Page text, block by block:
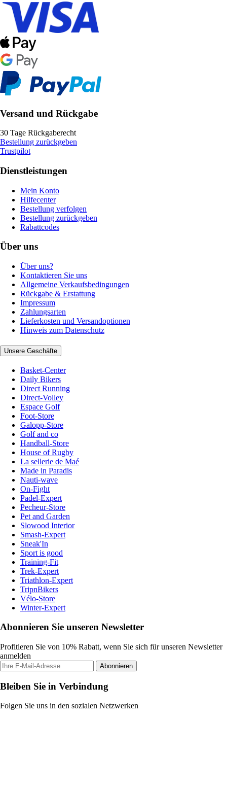
Versand und Rückgabe
30 Tage Rückgaberecht
Bestellung zurückgeben
Trustpilot
Dienstleistungen
Mein Konto
Hilfecenter
Bestellung verfolgen
Bestellung zurückgeben
Rabattcodes
Über uns
Über uns?
Kontaktieren Sie uns
Allgemeine Verkaufsbedingungen
Rückgabe & Erstattung
Impressum
Zahlungsarten
Lieferkosten und Versandoptionen
Hinweis zum Datenschutz
Unsere Geschäfte
Basket-Center
Daily Bikers
Direct Running
Direct-Volley
Espace Golf
Foot-Store
Galopp-Store
Golf and co
Handball-Store
House of Rugby
La sellerie de Maé
Made in Paradis
Nauti-wave
On-Fight
Padel-Expert
Pecheur-Store
Pet and Garden
Slowood Interior
Smash-Expert
Sneak'In
Sport is good
Training-Fit
Trek-Expert
Triathlon-Expert
TripnBikers
Vélo-Store
Winter-Expert
Abonnieren Sie unseren Newsletter
Profitieren Sie von 10% Rabatt, wenn Sie sich für unseren Newsletter
anmelden
Abonnieren
Bleiben Sie in Verbindung
Folgen Sie uns in den sozialen Netzwerken